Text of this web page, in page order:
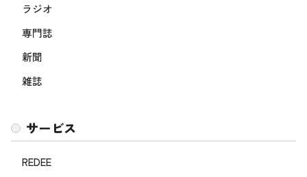
ラジオ
専門誌
新聞
雑誌
サービス
REDEE